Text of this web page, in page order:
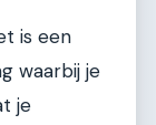
is een
waarbij je
je